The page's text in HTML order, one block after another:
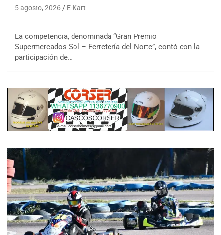
5 agosto, 2026 E-Kart
La competencia, denominada “Gran Premio
Supermercados Sol – Ferretería del Norte”, contó con la
participación de…